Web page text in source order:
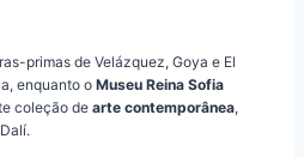
primas de Velázquez, Goya e El
enquanto o Museu Reina Sofia
coleção dearte contemporânea,